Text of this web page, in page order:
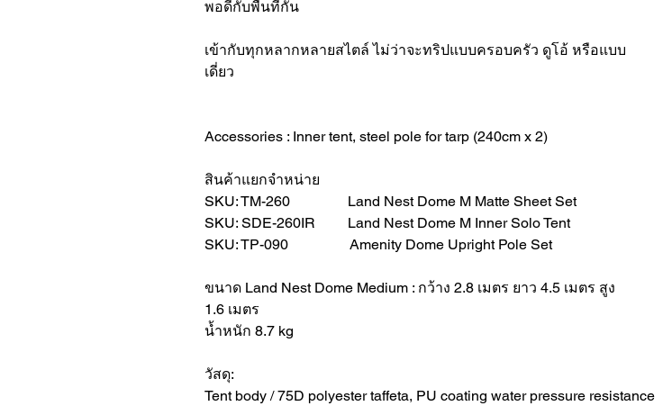
พอดีกับพื้นที่กั้น
เข้ากับทุกหลากหลายสไตล์ ไม่ว่าจะทริปแบบครอบครัว ดูโอ้ หรือแบบ
เดี่ยว
Accessories : Inner tent, steel pole for tarp (240cm x 2)
สินค้าแยกจำหน่าย
SKU: TM-260 Land Nest Dome M Matte Sheet Set
SKU: SDE-260IR Land Nest Dome M Inner Solo Tent
SKU: TP-090 Amenity Dome Upright Pole Set
ขนาด Land Nest Dome Medium : กว้าง 2.8 เมตร ยาว 4.5 เมตร สูง
1.6 เมตร
น้ำหนัก 8.7 kg
วัสดุ:
Tent body / 75D polyester taffeta, PU coating water pressure resistance